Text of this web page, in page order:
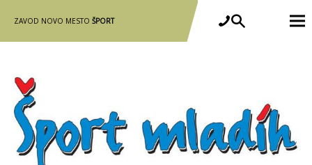
ZAVOD NOVO MESTO ŠPORT